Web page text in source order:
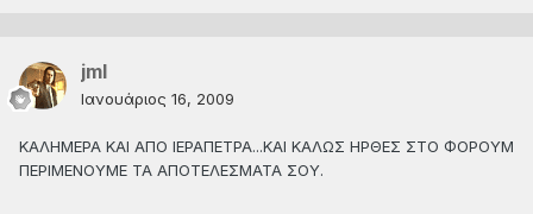
jml
Ιανουάριος 16, 2009
ΚΑΛΗΜΕΡΑ ΚΑΙ ΑΠΟ ΙΕΡΑΠΕΤΡΑ...ΚΑΙ ΚΑΛΩΣ ΗΡΘΕΣ ΣΤΟ ΦΟΡΟΥΜ
ΠΕΡΙΜΕΝΟΥΜΕ ΤΑ ΑΠΟΤΕΛΕΣΜΑΤΑ ΣΟΥ.